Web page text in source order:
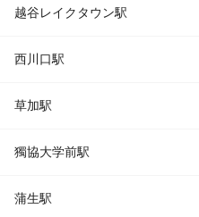
越谷レイクタウン駅
西川口駅
草加駅
獨協大学前駅
蒲生駅